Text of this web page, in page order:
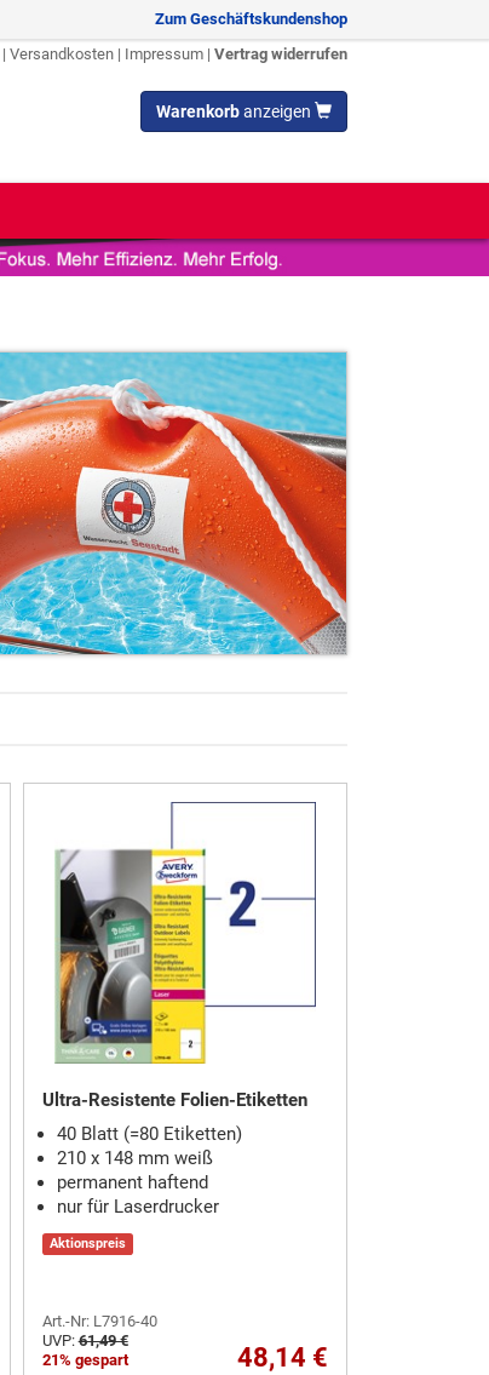
Zum Geschäftskundenshop
| Versandkosten | Impressum | Vertrag widerrufen
Warenkorbanzeigen
Ultra-Resistente Folien-Etiketten
40 Blatt (=80 Etiketten)
210 x 148 mm weiß
permanent haftend
nur für Laserdrucker
Aktionspreis
Art.-Nr: L7916-40
UVP:61,49 €
21% gespart
48,14 €